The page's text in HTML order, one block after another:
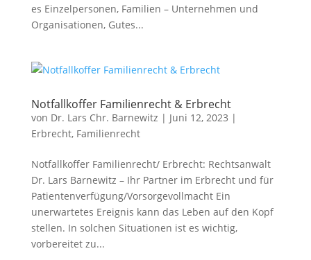
es Einzelpersonen, Familien – Unternehmen und
Organisationen, Gutes...
Notfallkoffer Familienrecht & Erbrecht
von Dr. Lars Chr. Barnewitz | Juni 12, 2023 |
Erbrecht, Familienrecht
Notfallkoffer Familienrecht/ Erbrecht: Rechtsanwalt
Dr. Lars Barnewitz – Ihr Partner im Erbrecht und für
Patientenverfügung/Vorsorgevollmacht Ein
unerwartetes Ereignis kann das Leben auf den Kopf
stellen. In solchen Situationen ist es wichtig,
vorbereitet zu...